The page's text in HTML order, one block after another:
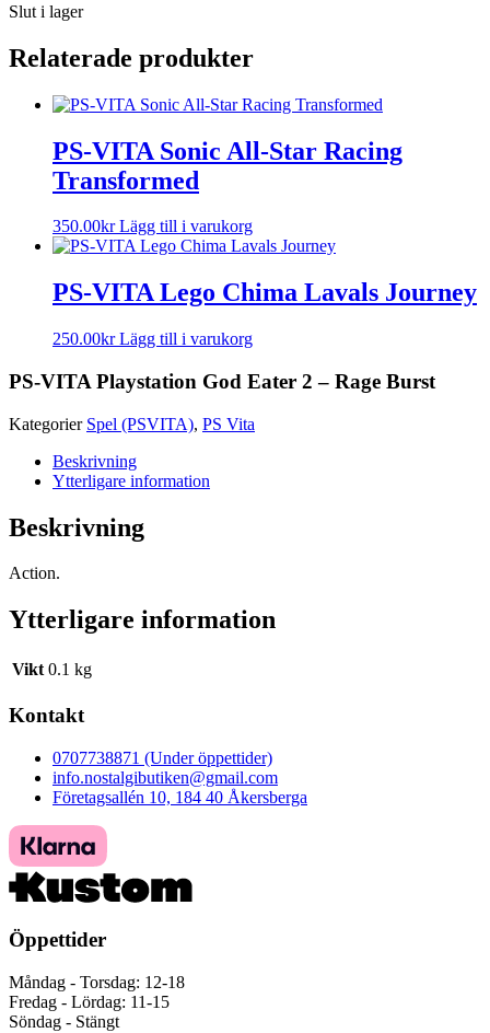
Slut i lager
Relaterade produkter
PS-VITA Sonic All-Star Racing
Transformed
350.00kr Lägg till i varukorg
PS-VITA Lego Chima Lavals Journey
250.00kr Lägg till i varukorg
PS-VITA Playstation God Eater 2 – Rage Burst
Kategorier Spel (PSVITA), PS Vita
Beskrivning
Ytterligare information
Beskrivning
Action.
Ytterligare information
Vikt 0.1 kg
Kontakt
0707738871 (Under öppettider)
info.nostalgibutiken@gmail.com
Företagsallén 10, 184 40 Åkersberga
Öppettider
Måndag - Torsdag: 12-18
Fredag - Lördag: 11-15
Söndag - Stängt